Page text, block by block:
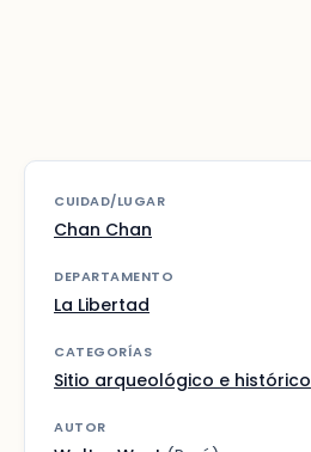
CUIDAD/LUGAR
Chan Chan
DEPARTAMENTO
La Libertad
CATEGORÍAS
Sitio arqueológico e histórico
AUTOR